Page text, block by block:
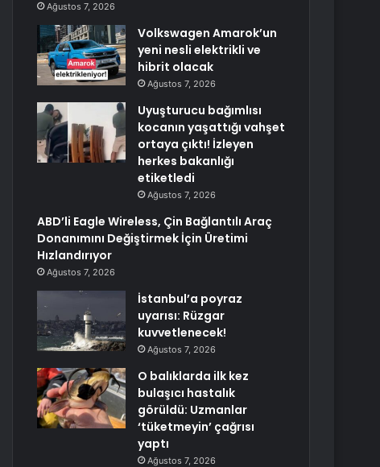
Ağustos 7, 2026
Volkswagen Amarok’un
yeni nesli elektrikli ve
hibrit olacak
Ağustos 7, 2026
Uyuşturucu bağımlısı
kocanın yaşattığı vahşet
ortaya çıktı! İzleyen
herkes bakanlığı
etiketledi
Ağustos 7, 2026
ABD’li Eagle Wireless, Çin Bağlantılı Araç
Donanımını Değiştirmek İçin Üretimi
Hızlandırıyor
Ağustos 7, 2026
İstanbul’a poyraz
uyarısı: Rüzgar
kuvvetlenecek!
Ağustos 7, 2026
O balıklarda ilk kez
bulaşıcı hastalık
görüldü: Uzmanlar
‘tüketmeyin’ çağrısı
yaptı
Ağustos 7, 2026